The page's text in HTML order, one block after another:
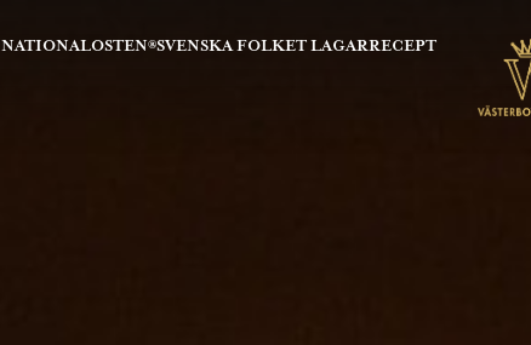
RECEPT
SVENSKA FOLKET LAGAR
NATIONALOSTEN®